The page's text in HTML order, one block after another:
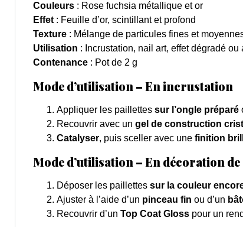
Couleurs : Rose fuchsia métallique et or
Effet: Feuille d’or, scintillant et profond
Texture : Mélange de particules fines et
Utilisation : Incrustation, nail art, effet dégradé ou
Contenance : Pot de 2 g
Mode d’utilisation – En incrustation
Appliquer les paillettes sur l’ongle préparé
Recouvrir avec un gel de construction
Catalyser, puis sceller avec une finition
Mode d’utilisation – En décoration
Déposer les paillettes sur la couleur
Ajuster à l’aide d’un pinceau fin ou d’un
Recouvrir d’un Top Coat Gloss pour un